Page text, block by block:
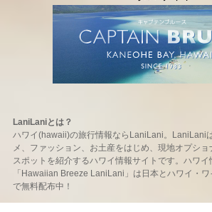
LaniLaniとは？
ハワイ(hawaii)の旅行情報ならLaniLani。LaniLani
メ、ファッション、お土産をはじめ、現地オプシ
スポットを紹介するハワイ情報サイトです。ハワ
「Hawaiian Breeze LaniLani」は日本とハワイ・
で無料配布中！